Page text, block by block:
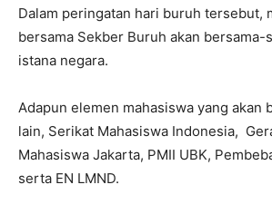
Dalam peringatan hari buruh tersebut,
bersama Sekber Buruh akan bersama-
istana negara.
Adapun elemen mahasiswa yang akan
lain, Serikat Mahasiswa Indonesia,
Mahasiswa Jakarta, PMII UBK,
serta EN LMND.